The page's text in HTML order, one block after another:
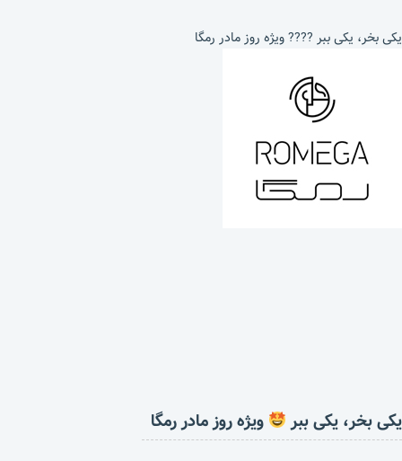
یکی بخر، یکی ببر ???? ویژه روز مادر رمگا
یکی بخر، یکی ببر ویژه روز مادر رمگا